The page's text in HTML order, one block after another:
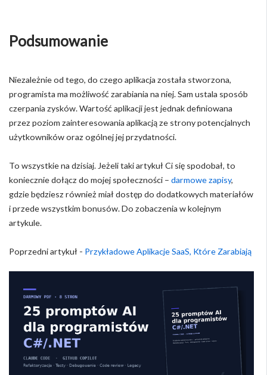
Podsumowanie
Niezależnie od tego, do czego aplikacja została stworzona,
programista ma możliwość zarabiania na niej. Sam ustala sposób
czerpania zysków. Wartość aplikacji jest jednak definiowana
przez poziom zainteresowania aplikacją ze strony potencjalnych
użytkowników oraz ogólnej jej przydatności.
To wszystkie na dzisiaj. Jeżeli taki artykuł Ci się spodobał, to
koniecznie dołącz do mojej społeczności – darmowe zapisy,
gdzie będziesz również miał dostęp do dodatkowych materiałów
i przede wszystkim bonusów. Do zobaczenia w kolejnym
artykule.
Poprzedni artykuł - Przykładowe Aplikacje SaaS, Które Zarabiają